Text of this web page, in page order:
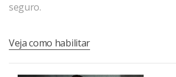
seguro.
Veja como habilitar